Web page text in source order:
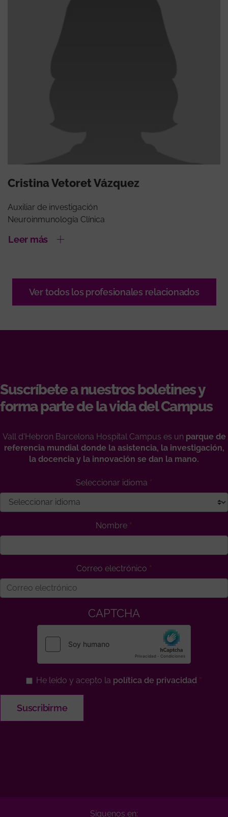
Cristina Vetoret Vázquez
Auxiliar de investigación
Neuroinmunología Clínica
Leer más
Ver todos los profesionales relacionados
Suscríbete a nuestros boletines y
forma parte de la vida del Campus
Vall d'Hebron Barcelona Hospital Campus es un parque de
referencia mundial donde la asistencia, la investigación,
la docencia y la innovación se dan la mano.
Seleccionar idioma
Nombre
Correo electrónico
CAPTCHA
He leído y acepto la política de privacidad
Síguenos en: